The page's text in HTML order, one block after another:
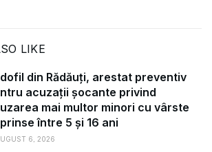
LIKE
din Rădăuți, arestat preventiv
acuzații șocante privind
mai multor minori cu vârste
între 5 și 16 ani
6, 2026